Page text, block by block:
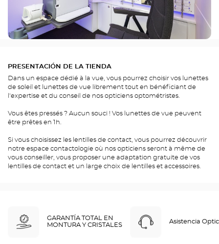
PRESENTACIÓN DE LA TIENDA
Dans un espace dédié à la vue, vous pourrez choisir vos lunettes
de soleil et lunettes de vue librement tout en bénéficiant de
l'expertise et du conseil de nos opticiens optométristes.
Vous êtes pressés ? Aucun souci ! Vos lunettes de vue peuvent
être prêtes en 1h.
Si vous choisissez les lentilles de contact, vous pourrez découvrir
notre espace contactologie où nos opticiens seront à même de
vous conseiller, vous proposer une adaptation gratuite de vos
lentilles de contact et un large choix de lentilles et accessoires.
GARANTÍA TOTAL EN
MONTURA Y CRISTALES
Asistencia